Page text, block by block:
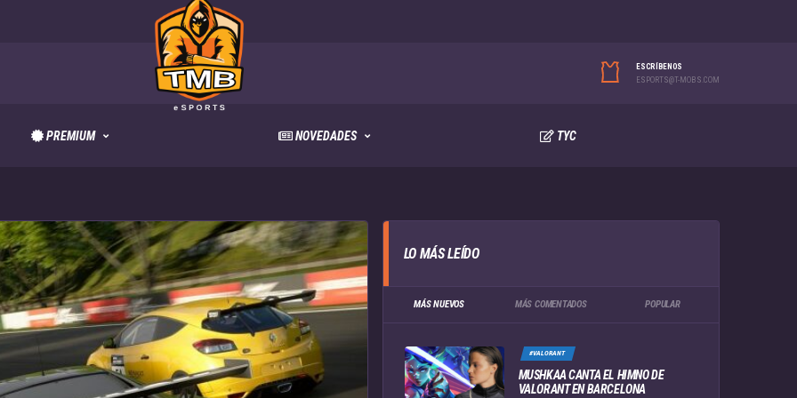
ESCRÍBENOS
ESPORTS@T-MOBS.COM
PREMIUM NOVEDADES TYC
LO MÁS LEÍDO
MÁS NUEVOS MÁS COMENTADOS POPULAR
#VALORANT
MUSHKAA CANTA EL HIMNO DE
VALORANT EN BARCELONA